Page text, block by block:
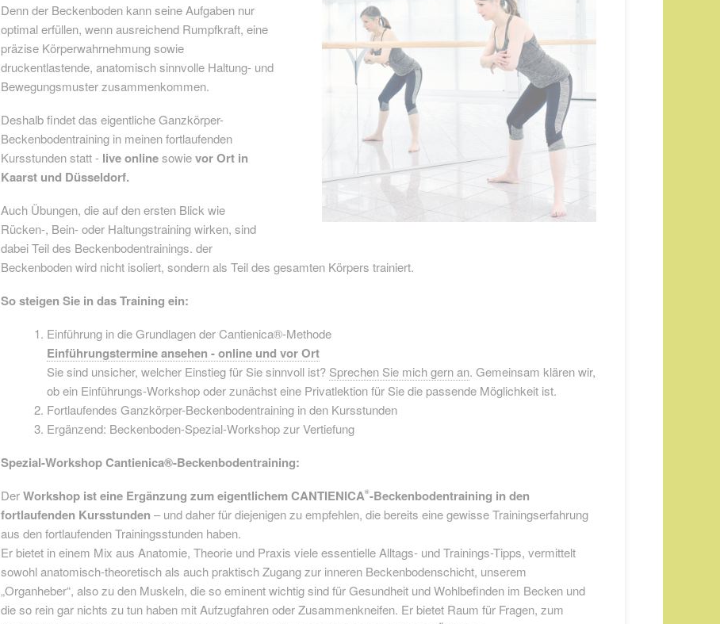
Denn der Beckenboden kann seine Aufgaben nur
optimal erfüllen, wenn ausreichend Rumpfkraft, eine
präzise Körperwahrnehmung sowie
druckentlastende, anatomisch sinnvolle Haltung- und
Bewegungsmuster zusammenkommen.
Deshalb findet das eigentliche Ganzkörper-
Beckenbodentraining in meinen fortlaufenden
Kursstunden statt - live onlinesowievor Ort in
Kaarst und Düsseldorf.
Auch Übungen, die auf den ersten Blick wie
Rücken-, Bein- oder Haltungstraining wirken, sind
dabei Teil des Beckenbodentrainings. der
Beckenboden wird nicht isoliert, sondern als Teil des gesamten Körpers trainiert.
So steigen Sie in das Training ein:
Einführung in die Grundlagen der Cantienica®-Methode
Einführungstermine ansehen - online und vor Ort
Sie sind unsicher, welcher Einstieg für Sie sinnvoll ist? Sprechen Sie mich gern an. Gemeinsam klären wir,
ob ein Einführungs-Workshop oder zunächst eine Privatlektion für Sie die passende Möglichkeit ist.
Fortlaufendes Ganzkörper-Beckenbodentraining in den Kursstunden
Ergänzend: Beckenboden-Spezial-Workshop zur Vertiefung
Spezial-Workshop Cantienica®-Beckenbodentraining:
DerWorkshop ist eine Ergänzung zum eigentlichem CANTIENICA®-Beckenbodentraining in den
fortlaufenden Kursstunden – und daher für diejenigen zu empfehlen, die bereits eine gewisse Trainingserfahrung
aus den fortlaufenden Trainingsstunden haben.
Er bietet in einem Mix aus Anatomie, Theorie und Praxis viele essentielle Alltags- und Trainings-Tipps, vermittelt
sowohl anatomisch-theoretisch als auch praktisch Zugang zur inneren Beckenbodenschicht, unserem
„Organheber“, also zu den Muskeln, die so eminent wichtig sind für Gesundheit und Wohlbefinden im Becken und
die so rein gar nichts zu tun haben mit Aufzugfahren oder Zusammenkneifen. Er bietet Raum für Fragen, zum